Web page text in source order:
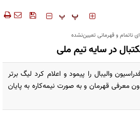
‍‍‍ پ پ
ناتمام و قهرمانی تعیین‌نشده
در سایه تیم ملی
والیبال را پیمود و اعلام کرد لیگ برتر
۱۴۰۴-۱۴۰۵ را بدون معرفی قهرمان و به صورت نیمه‌کاره به پایان